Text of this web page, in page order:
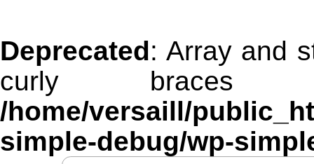
Deprecated: Array and
curly braces
/home/versaill/
simple-debug/wp-